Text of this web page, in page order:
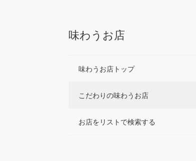
味わうお店
味わうお店トップ
こだわりの味わうお店
お店をリストで検索する